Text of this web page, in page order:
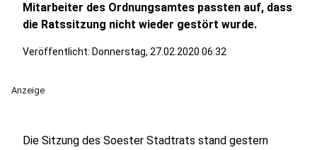
Mitarbeiter des Ordnungsamtes passten auf, dass
die Ratssitzung nicht wieder gestört wurde.
Veröffentlicht: Donnerstag, 27.02.2020 06:32
Anzeige
Die Sitzung des Soester Stadtrats stand gestern